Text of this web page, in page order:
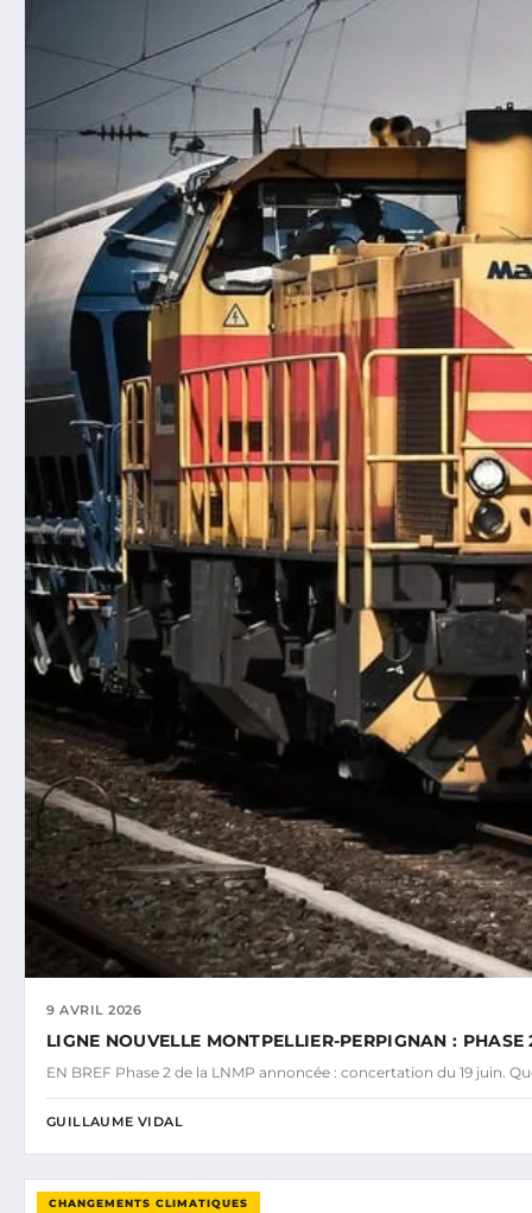
9 AVRIL 2026
LIGNE NOUVELLE MONTPELLIER-PERPIGNAN :
EN BREF Phase 2 de la LNMP annoncée : concertation du 19 juin.
GUILLAUME VIDAL
CHANGEMENTS CLIMATIQUES